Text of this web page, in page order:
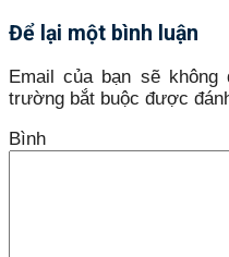
Để lại một bình luận
Email của bạn sẽ
trường bắt buộc được